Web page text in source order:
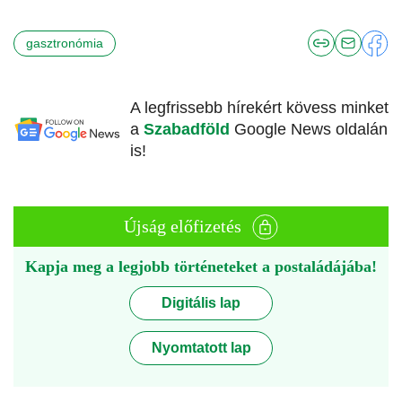
gasztronómia
A legfrissebb hírekért kövess minket
a Szabadföld Google News oldalán
is!
Újság előfizetés
Kapja meg a legjobb történeteket a postaládájába!
Digitális lap
Nyomtatott lap